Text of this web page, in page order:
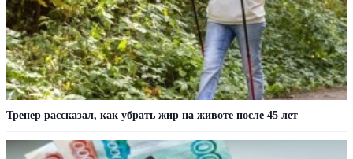
Тренер рассказал, как убрать жир на животе после 45 лет